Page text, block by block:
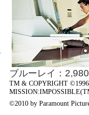
ブルーレイ：
TM & COPYRIGHT
©2010 by Paramount